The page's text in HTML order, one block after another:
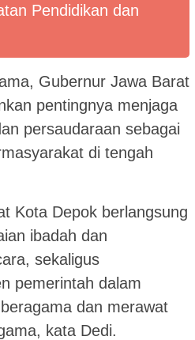
Pendidikan dan
Gubernur Jawa Barat
pentingnya menjaga
persaudaraan sebagai
di tengah
Kota Depok berlangsung
ibadah dan
sekaligus
pemerintah dalam
dan merawat
kata Dedi.